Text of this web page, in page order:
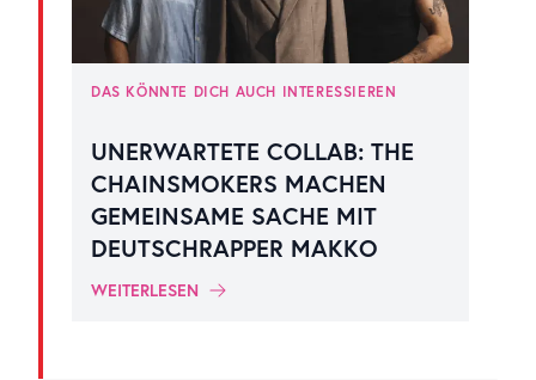
DAS KÖNNTE DICH AUCH INTERESSIEREN
UNERWARTETE COLLAB: THE
CHAINSMOKERS MACHEN
GEMEINSAME SACHE MIT
DEUTSCHRAPPER MAKKO
WEITERLESEN